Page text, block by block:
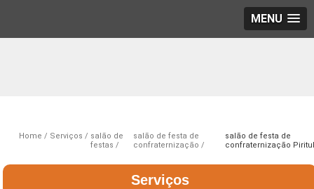
MENU
Home Serviços
salão de
festas
salão de festa de
confraternização
salão de festa de
confraternização
Serviços